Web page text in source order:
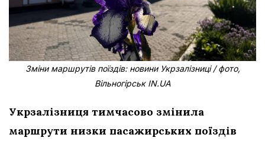
Зміни маршрутів поїздів: новини Укрзалізниці / фото,
Вільногірськ IN.UA
Укрзалізниця тимчасово змінила
маршрути низки пасажирських поїздів